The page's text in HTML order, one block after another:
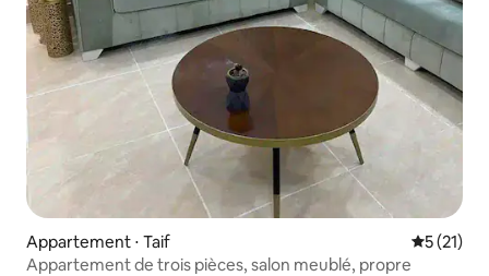
Appartement ⋅ Taif
5 (21)
Appartement de trois pièces, salon meublé, propre